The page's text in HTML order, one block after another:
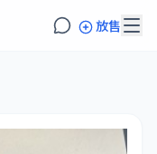
放售